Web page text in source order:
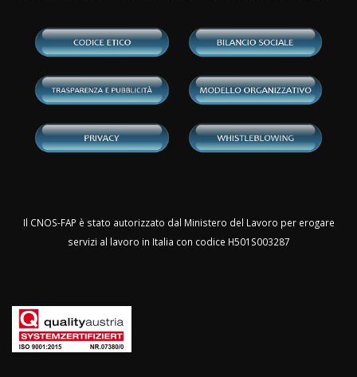
Il CNOS-FAP è stato autorizzato dal Ministero del Lavoro per erogare
servizi al lavoro in Italia con codice H501S003287